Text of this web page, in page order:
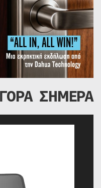
ΣΗΜΕΡΑ